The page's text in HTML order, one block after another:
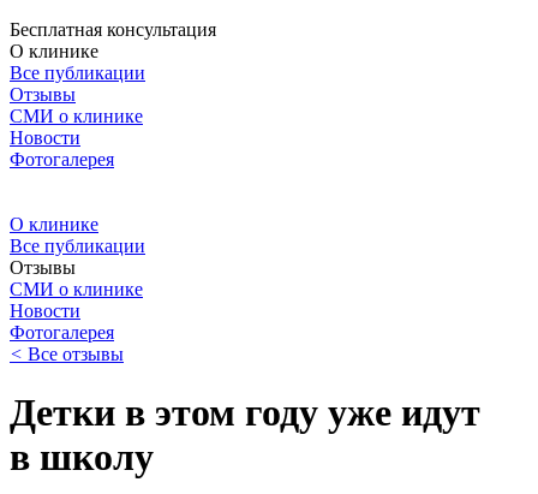
Бесплатная консультация
О клинике
Все публикации
Отзывы
СМИ о клинике
Новости
Фотогалерея
О клинике
Все публикации
Отзывы
СМИ о клинике
Новости
Фотогалерея
< Все отзывы
Детки в этом году уже идут
в школу